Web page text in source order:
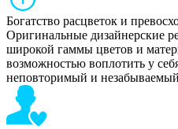
Богатство расцветок и
Оригинальные дизайнерские
широкой гаммы цветов и
возможностью воплотить у
неповторимый и